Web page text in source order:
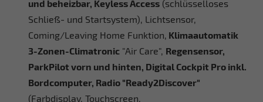
und beheizbar, Keyless Access (schlüsselloses
Schließ- und Startsystem), Lichtsensor,
Coming/Leaving Home Funktion, Klimaautomatik
3-Zonen-Climatronic "Air Care", Regensensor,
ParkPilot vorn und hinten, Digital Cockpit Pro inkl.
Bordcomputer, Radio "Ready2Discover"
(Farbdisplay, Touchscreen,